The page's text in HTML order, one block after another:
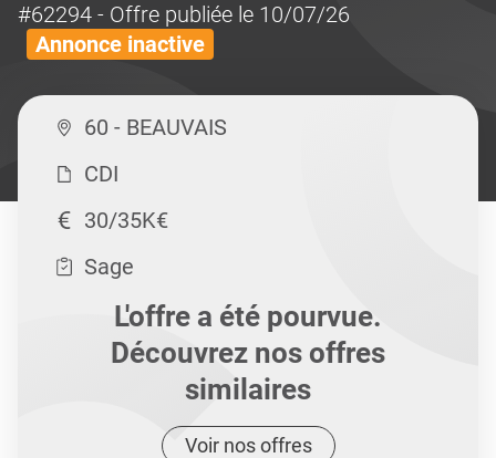
#62294 - Offre publiée le 10/07/26
Annonce inactive
60 - BEAUVAIS
CDI
30/35K€
Sage
L'offre a été pourvue.
Découvrez nos offres
similaires
Voir nos offres